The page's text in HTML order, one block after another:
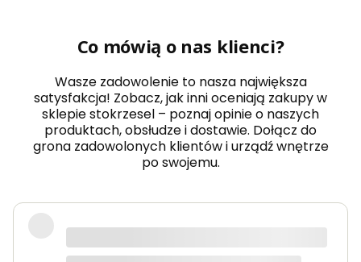
Co mówią o nas klienci?
Wasze zadowolenie to nasza największa
satysfakcja! Zobacz, jak inni oceniają zakupy w
sklepie stokrzesel – poznaj opinie o naszych
produktach, obsłudze i dostawie. Dołącz do
grona zadowolonych klientów i urządź wnętrze
po swojemu.
Fotel piękny, wygodny, polecam.